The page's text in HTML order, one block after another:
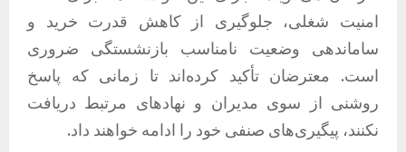
امنیت شغلی، جلوگیری از کاهش قدرت خرید و
ساماندهی وضعیت نامناسب بازنشستگی ضروری
است. معترضان تأکید کرده‌اند تا زمانی که پاسخ
روشنی از سوی مدیران و نهادهای مرتبط دریافت
نکنند، پیگیری‌های صنفی خود را ادامه خواهند داد.